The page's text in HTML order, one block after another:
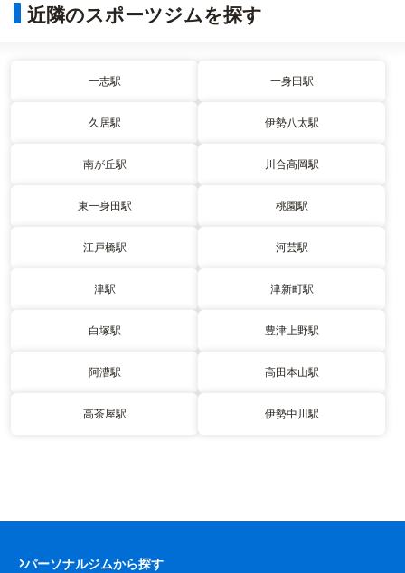
近隣のスポーツジムを探す
一志駅 一身田駅
久居駅 伊勢八太駅
南が丘駅 川合高岡駅
東一身田駅 桃園駅
江戸橋駅 河芸駅
津駅 津新町駅
白塚駅 豊津上野駅
阿漕駅 高田本山駅
高茶屋駅 伊勢中川駅
パーソナルジムから探す